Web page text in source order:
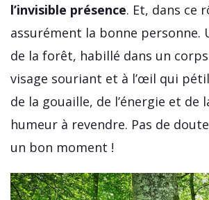
l’invisible présence. Et, dans ce
assurément la bonne personne.
de la forêt, habillé dans un corps
visage souriant et à l’œil qui
de la gouaille, de l’énergie et de
humeur à revendre. Pas de
un bon moment !